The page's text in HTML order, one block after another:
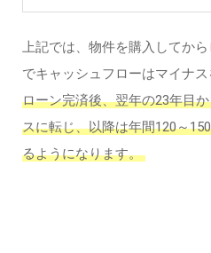
上記では、物件を購入してか
でキャッシュフローはマイナス
ローン完済後、翌年の23年目
スに転じ、以降は年間120～
るようになります。